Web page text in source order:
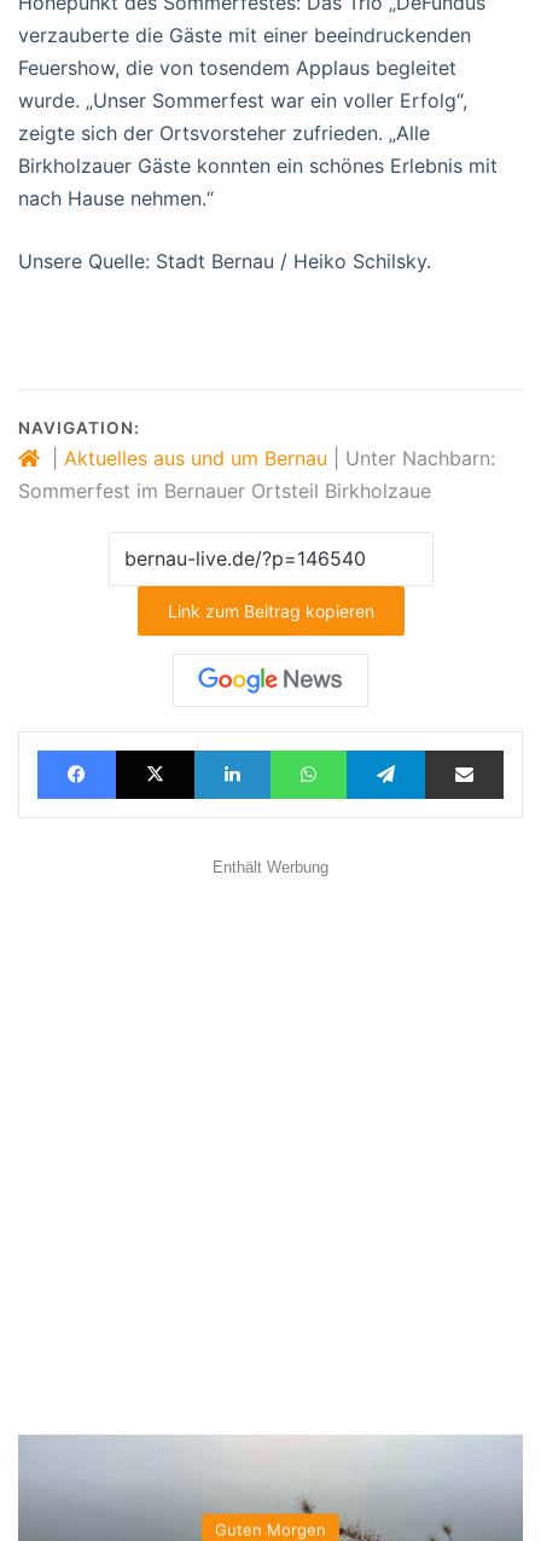
verzauberte die Gäste mit einer beeindruckenden
Feuershow, die von tosendem Applaus begleitet
wurde. „Unser Sommerfest war ein voller Erfolg“,
zeigte sich der Ortsvorsteher zufrieden. „Alle
Birkholzauer Gäste konnten ein schönes Erlebnis mit
nach Hause nehmen.“
Unsere Quelle: Stadt Bernau / Heiko Schilsky.
NAVIGATION:
Aktuelles aus und um Bernau
Unter Nachbarn:
Sommerfest im Bernauer Ortsteil Birkholzaue
Link zum Beitrag kopieren
FacebookX LinkedInWhatsAppTelegramTeilen via E-Mail
Enthält Werbung
Guten Morgen